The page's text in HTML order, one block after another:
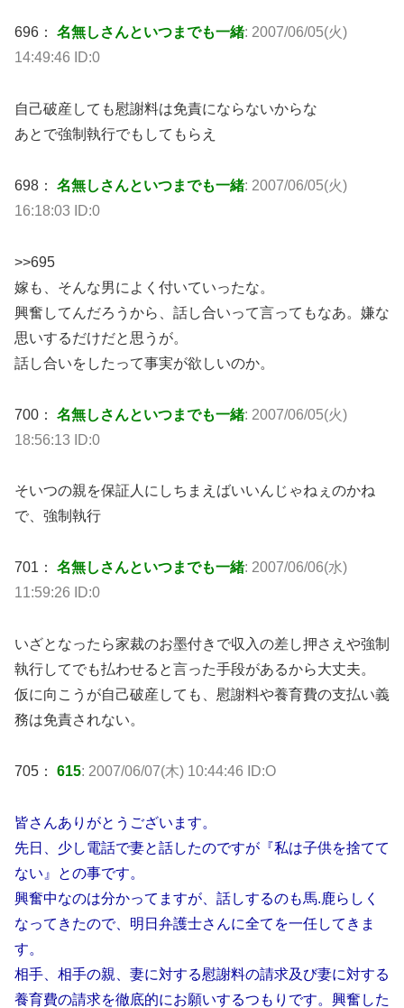
696： 名無しさんといつまでも一緒: 2007/06/05(火)
14:49:46 ID:0
自己破産しても慰謝料は免責にならないからな
あとで強制執行でもしてもらえ
698： 名無しさんといつまでも一緒: 2007/06/05(火)
16:18:03 ID:0
>>695
嫁も、そんな男によく付いていったな。
興奮してんだろうから、話し合いって言ってもなあ。嫌な
思いするだけだと思うが。
話し合いをしたって事実が欲しいのか。
700： 名無しさんといつまでも一緒: 2007/06/05(火)
18:56:13 ID:0
そいつの親を保証人にしちまえばいいんじゃねぇのかね
で、強制執行
701： 名無しさんといつまでも一緒: 2007/06/06(水)
11:59:26 ID:0
いざとなったら家裁のお墨付きで収入の差し押さえや強制
執行してでも払わせると言った手段があるから大丈夫。
仮に向こうが自己破産しても、慰謝料や養育費の支払い義
務は免責されない。
705： 615: 2007/06/07(木) 10:44:46 ID:O
皆さんありがとうございます。
先日、少し電話で妻と話したのですが『私は子供を捨てて
ない』との事です。
興奮中なのは分かってますが、話しするのも馬.鹿らしく
なってきたので、明日弁護士さんに全てを一任してきま
す。
相手、相手の親、妻に対する慰謝料の請求及び妻に対する
養育費の請求を徹底的にお願いするつもりです。興奮した